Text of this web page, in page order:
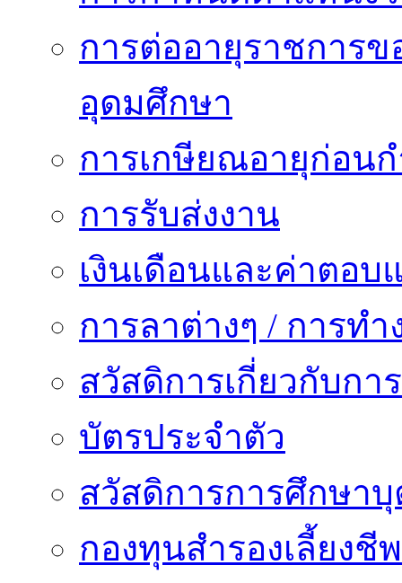
การต่ออายุราชการ
อุดมศึกษา
การเกษียณอายุก่อน
การรับส่งงาน
เงินเดือนและค่าตอบ
การลาต่างๆ / การทำ
สวัสดิการเกี่ยวกับกา
บัตรประจำตัว
สวัสดิการการศึกษาบุ
กองทุนสำรองเลี้ยง